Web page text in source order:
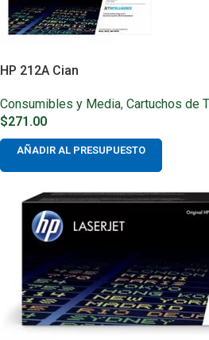
HP 212A Cian
Consumibles y Media, Cartuchos de
$271.00
AÑADIR AL PRESUPUESTO